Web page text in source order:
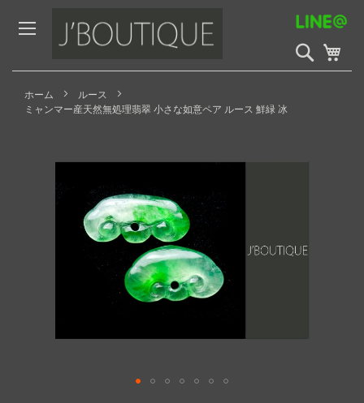
to
Content
検
索
開
ホーム
ルース
ミャンマー産天然無処理翡翠 小さな如意ペア ルース 鮮緑 冰